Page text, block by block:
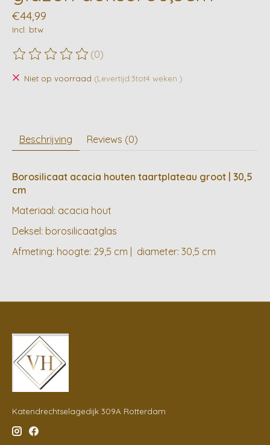
€44,99
Incl. btw
De beoordeling van dit product is
(0)
Niet op voorraad (Levertijd:3tot4 weken )
Beschrijving Reviews (0)
Borosilicaat acacia houten taartplateau groot | 30,5
cm
Materiaal: acacia hout
Deksel: borosilicaatglas
Afmeting: hoogte: 29,5 cm | diameter: 30,5 cm
Katendrechtselagedijk 309A Rotterdam